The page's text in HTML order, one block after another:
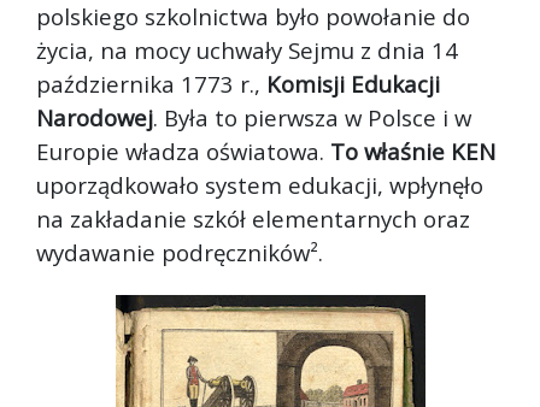
polskiego szkolnictwa było powołanie do
życia, na mocy uchwały Sejmu z dnia 14
października 1773 r., Komisji Edukacji
Narodowej. Była to pierwsza w Polsce i w
Europie władza oświatowa. To właśnie KEN
uporządkowało system edukacji, wpłynęło
na zakładanie szkół elementarnych oraz
wydawanie podręczników².